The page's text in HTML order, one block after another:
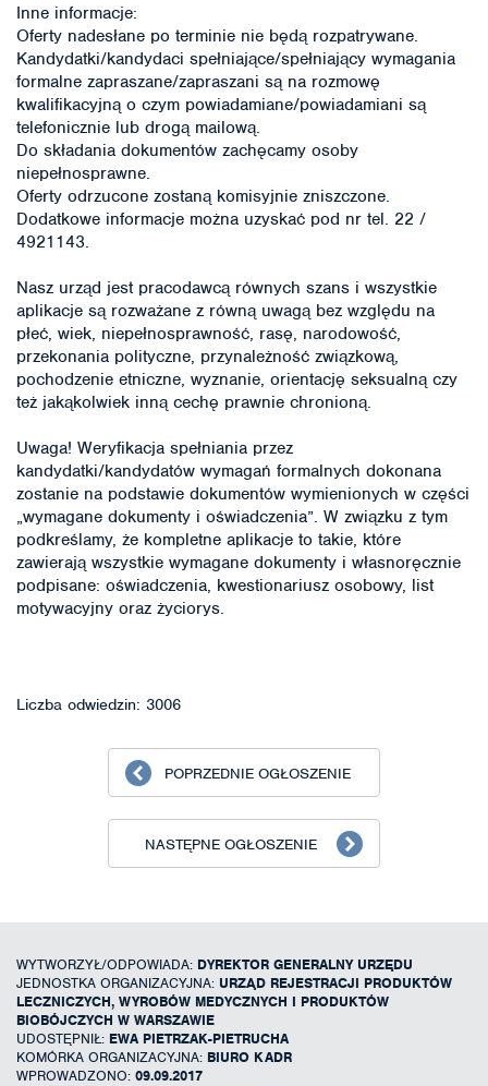
Inne informacje:
Oferty nadesłane po terminie nie będą rozpatrywane.
Kandydatki/kandydaci spełniające/spełniający wymagania
formalne zapraszane/zapraszani są na rozmowę
kwalifikacyjną o czym powiadamiane/powiadamiani są
telefonicznie lub drogą mailową.
Do składania dokumentów zachęcamy osoby
niepełnosprawne.
Oferty odrzucone zostaną komisyjnie zniszczone.
Dodatkowe informacje można uzyskać pod nr tel. 22 /
4921143.
Nasz urząd jest pracodawcą równych szans i wszystkie
aplikacje są rozważane z równą uwagą bez względu na
płeć, wiek, niepełnosprawność, rasę, narodowość,
przekonania polityczne, przynależność związkową,
pochodzenie etniczne, wyznanie, orientację seksualną czy
też jakąkolwiek inną cechę prawnie chronioną.
Uwaga! Weryfikacja spełniania przez
kandydatki/kandydatów wymagań formalnych dokonana
zostanie na podstawie dokumentów wymienionych w części
„wymagane dokumenty i oświadczenia”. W związku z tym
podkreślamy, że kompletne aplikacje to takie, które
zawierają wszystkie wymagane dokumenty i własnoręcznie
podpisane: oświadczenia, kwestionariusz osobowy, list
motywacyjny oraz życiorys.
Liczba odwiedzin: 3006
POPRZEDNIE OGŁOSZENIE
NASTĘPNE OGŁOSZENIE
WYTWORZYŁ/ODPOWIADA: DYREKTOR GENERALNY URZĘDU
JEDNOSTKA ORGANIZACYJNA: URZĄD REJESTRACJI PRODUKTÓW
LECZNICZYCH, WYROBÓW MEDYCZNYCH I PRODUKTÓW
BIOBÓJCZYCH W WARSZAWIE
UDOSTĘPNIŁ: EWA PIETRZAK-PIETRUCHA
KOMÓRKA ORGANIZACYJNA: BIURO KADR
WPROWADZONO: 09.09.2017